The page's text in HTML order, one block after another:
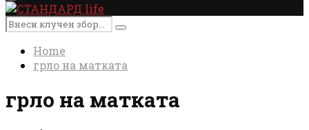
Primary
Menu
Search
for:
Search
Home
грло на матката
грло на матката